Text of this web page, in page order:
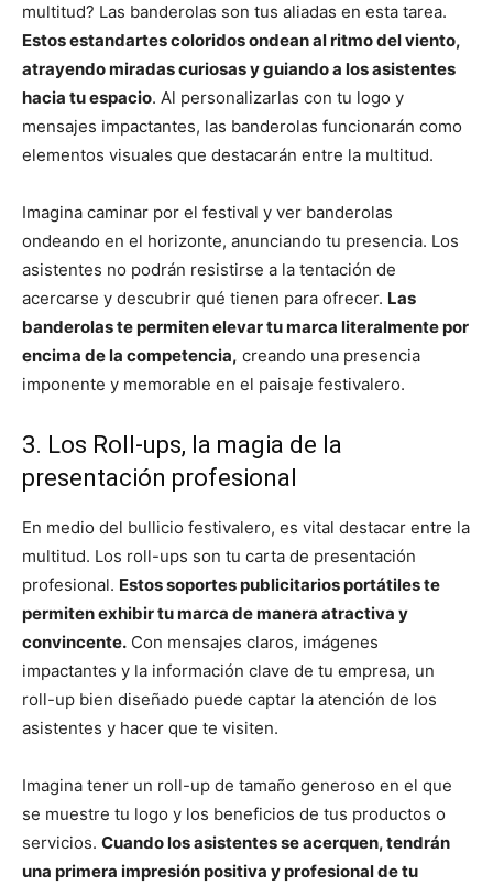
multitud? Las banderolas son tus aliadas en esta tarea.
Estos estandartes coloridos ondean al ritmo del viento,
atrayendo miradas curiosas y guiando a los asistentes
hacia tu espacio. Al personalizarlas con tu logo y
mensajes impactantes, las banderolas funcionarán como
elementos visuales que destacarán entre la multitud.
Imagina caminar por el festival y ver banderolas
ondeando en el horizonte, anunciando tu presencia. Los
asistentes no podrán resistirse a la tentación de
acercarse y descubrir qué tienen para ofrecer. Las
banderolas te permiten elevar tu marca literalmente por
encima de la competencia, creando una presencia
imponente y memorable en el paisaje festivalero.
3. Los Roll-ups, la magia de la
presentación profesional
En medio del bullicio festivalero, es vital destacar entre la
multitud. Los roll-ups son tu carta de presentación
profesional. Estos soportes publicitarios portátiles te
permiten exhibir tu marca de manera atractiva y
convincente. Con mensajes claros, imágenes
impactantes y la información clave de tu empresa, un
roll-up bien diseñado puede captar la atención de los
asistentes y hacer que te visiten.
Imagina tener un roll-up de tamaño generoso en el que
se muestre tu logo y los beneficios de tus productos o
servicios. Cuando los asistentes se acerquen, tendrán
una primera impresión positiva y profesional de tu